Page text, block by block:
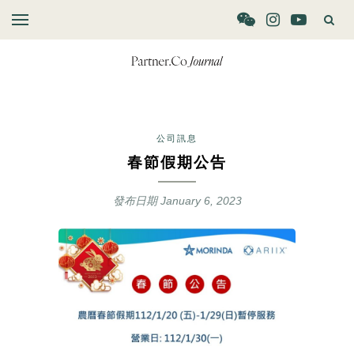
公司訊息
春節假期公告
發布日期January 6, 2023